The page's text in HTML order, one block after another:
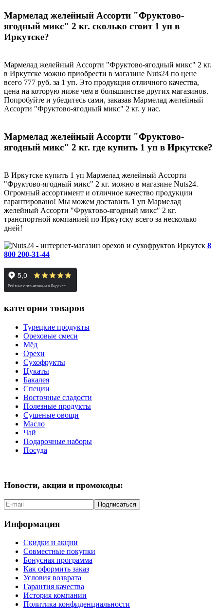
Мармелад желейный Ассорти "Фруктово-
ягодный микс" 2 кг. сколько стоит 1 уп в
Иркутске?
Мармелад желейный Ассорти "Фруктово-ягодный микс" 2 кг.
в Иркутске можно приобрести в магазине Nuts24 по цене
всего 777 руб. за 1 уп. Это продукция отличного качества,
цена на которую ниже чем в большинстве других магазинов.
Попробуйте и убедитесь сами, заказав Мармелад желейный
Ассорти "Фруктово-ягодный микс" 2 кг. у нас.
Мармелад желейный Ассорти "Фруктово-
ягодный микс" 2 кг. где купить 1 уп в Иркутске?
В Иркутске купить 1 уп Мармелад желейный Ассорти
"Фруктово-ягодный микс" 2 кг. можно в магазине Nuts24.
Огромный ассортимент и отличное качество продукции
гарантировано! Мы можем доставить 1 уп Мармелад
желейный Ассорти "Фруктово-ягодный микс" 2 кг.
транспортной компанией по Иркутску всего за несколько
дней!
Иркутск 8
800 200-31-44
категории товаров
Турецкие продукты
Ореховые смеси
Мёд
Орехи
Сухофрукты
Цукаты
Бакалея
Специи
Восточные сладости
Полезные продукты
Сушеные овощи
Масло
Чай
Подарочные наборы
Посуда
Новости, акции и промокоды:
Подписаться
Информация
Скидки и акции
Совместные покупки
Бонусная программа
Как оформить заказ
Условия возврата
Гарантия качества
История компании
Политика конфиденциальности